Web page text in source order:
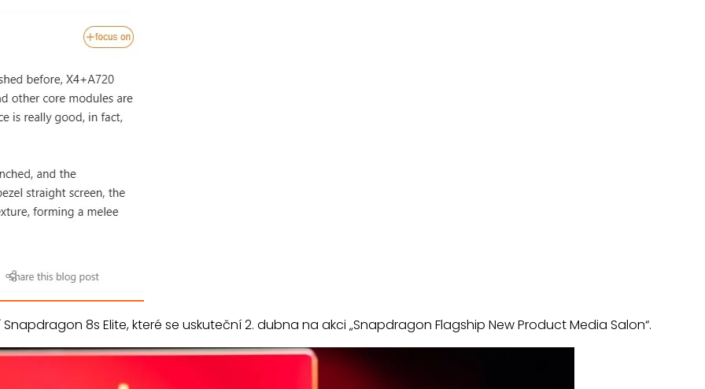
8s Elite, které se uskuteční 2. dubna na akci „Snapdragon Flagship New Product Media Salon“.